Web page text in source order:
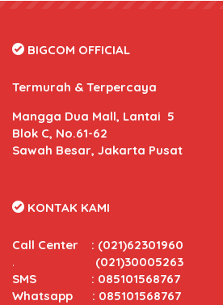
BIGCOM OFFICIAL
Termurah & Terpercaya
Mangga Dua Mall, Lantai 5
Blok C, No.61-62
Sawah Besar, Jakarta Pusat
KONTAK KAMI
Call Center : (021)62301960
. (021)30005263
SMS : 085101568767
Whatsapp : 085101568767